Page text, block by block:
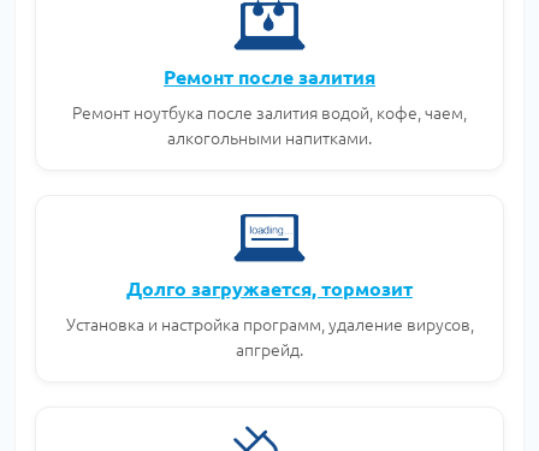
Ремонт после залития
Ремонт ноутбука после залития водой, кофе, чаем,
алкогольными напитками.
Долго загружается, тормозит
Установка и настройка программ, удаление вирусов,
апгрейд.